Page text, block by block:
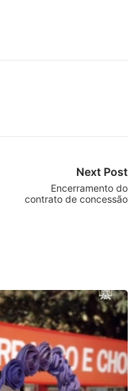
Next Post
Encerramento do
contrato de concessão